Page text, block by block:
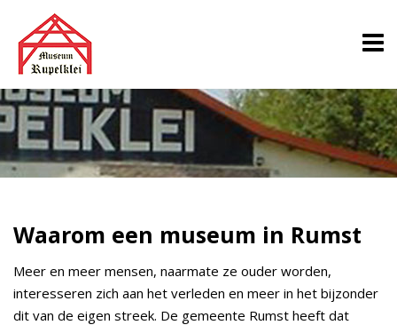
Waarom een museum in Rumst
Meer en meer mensen, naarmate ze ouder worden,
interesseren zich aan het verleden en meer in het bijzonder
dit van de eigen streek. De gemeente Rumst heeft dat